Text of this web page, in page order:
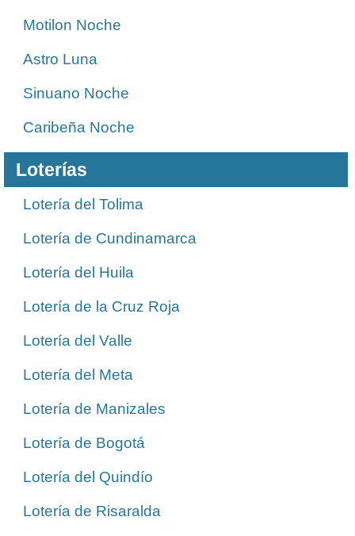
Motilon Noche
Astro Luna
Sinuano Noche
Caribeña Noche
Loterías
Lotería del Tolima
Lotería de Cundinamarca
Lotería del Huila
Lotería de la Cruz Roja
Lotería del Valle
Lotería del Meta
Lotería de Manizales
Lotería de Bogotá
Lotería del Quindío
Lotería de Risaralda